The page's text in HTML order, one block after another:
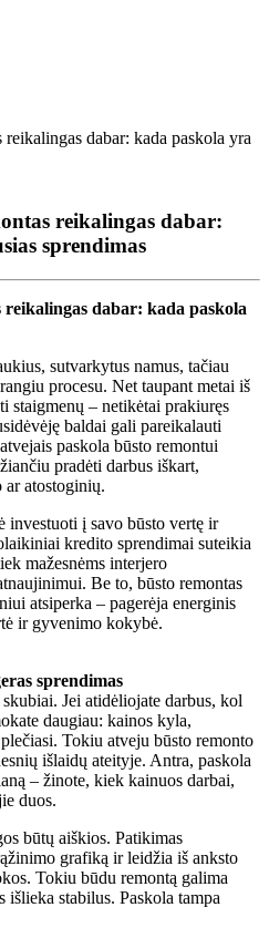
reikalingas dabar:
sprendimas
dabar: kada paskola
sutvarkytus namus, tačiau
procesu. Net taupant metai iš
staigmenų – netikėtai prakiuręs
baldai gali pareikalauti
paskola būsto remontui
pradėti darbus iškart,
atostoginių.
investuoti į savo būsto vertę ir
kredito sprendimai suteikia
mažesnėms interjero
Be to, būsto remontas
atsiperka – pagerėja energinis
ir gyvenimo kokybė.
sprendimas
Jei atidėliojate darbus, kol
daugiau: kainos kyla,
Tokiu atveju būsto remonto
išlaidų ateityje. Antra, paskola
– žinote, kiek kainuos darbai,
duos.
būtų aiškios. Patikimas
grafiką ir leidžia iš anksto
Tokiu būdu remontą galima
išlieka stabilus. Paskola tampa